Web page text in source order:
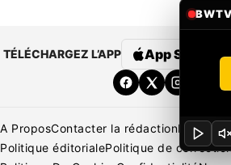
TÉLÉCHARGEZ L’APP App Store
A ProposContacter la rédaction
Politique éditorialePolitique de